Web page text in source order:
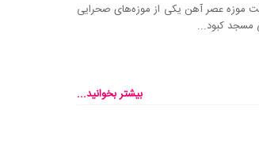
موزه عصر آهن یکی از موز‌ه‌های صحرایی
مسجد کبود...
بیشتر بخوانید...